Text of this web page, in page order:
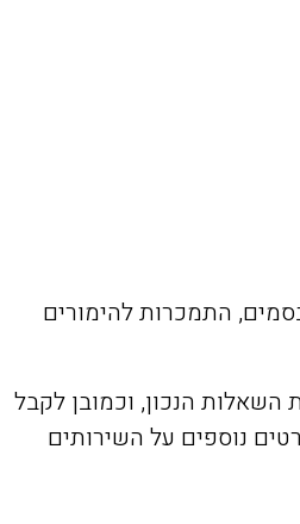
התמכרות להימורים
הנכון, וכמובן לקבל
נוספים על השירותים